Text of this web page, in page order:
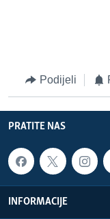
Podijeli
PRATITE NAS
INFORMACIJE